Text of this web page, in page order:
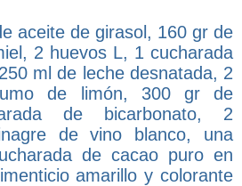
aceite de girasol, 160 gr de
2 huevos L, 1 cucharada
ml de leche desnatada, 2
de limón, 300 gr de
de bicarbonato, 2
de vino blanco, una
de cacao puro en
amarillo y colorante